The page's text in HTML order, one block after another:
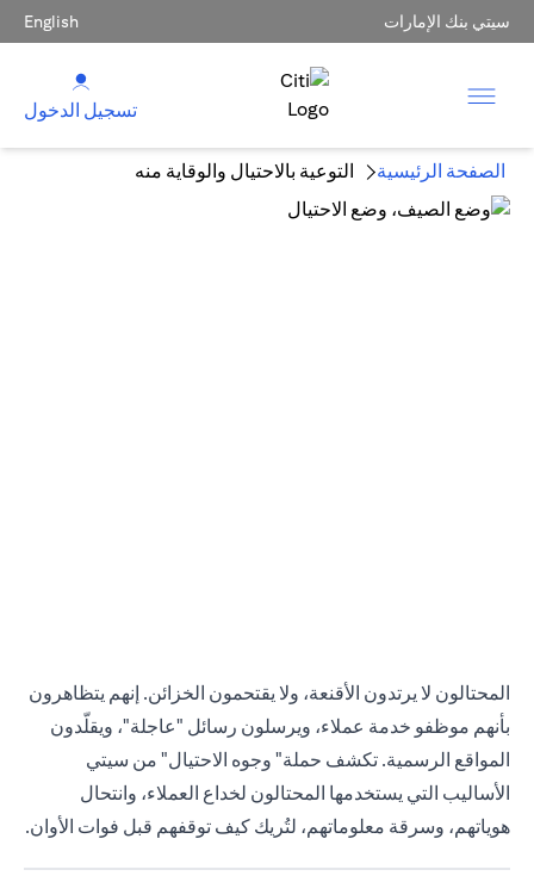
سيتي بنك الإمارات English
تسجيل الدخول
الصفحة الرئيسية التوعية بالاحتيال والوقاية منه
المحتالون لا يرتدون الأقنعة، ولا يقتحمون الخزائن. إنهم يتظاهرون
بأنهم موظفو خدمة عملاء، ويرسلون رسائل "عاجلة"، ويقلّدون
المواقع الرسمية. تكشف حملة" وجوه الاحتيال" من سيتي
الأساليب التي يستخدمها المحتالون لخداع العملاء، وانتحال
هوياتهم، وسرقة معلوماتهم، لتُريك كيف توقفهم قبل فوات الأوان.